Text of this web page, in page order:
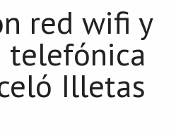
red wifi y
Illetas